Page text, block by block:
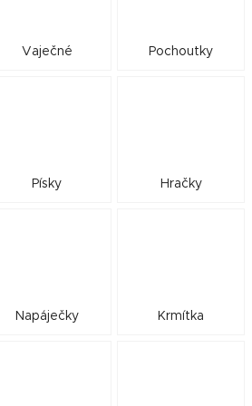
Vaječné Pochoutky
Písky Hračky
Napáječky Krmítka